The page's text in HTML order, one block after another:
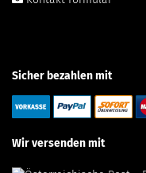
Sicher bezahlen mit
Wir versenden mit